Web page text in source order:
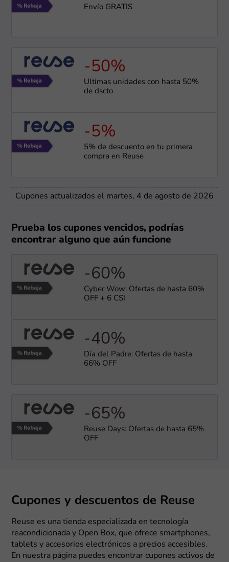
Envío GRATIS
-50%
Últimas unidades con hasta 50%
de dscto
-5%
5% de descuento en tu primera
compra en Reuse
Cupones actualizados el martes, 4 de agosto de 2026
Prueba los cupones vencidos, podrías
encontrar alguno que aún funcione
-60%
Cyber Wow: Ofertas de hasta 60%
OFF + 6 CSI
-40%
Día del Padre: Ofertas de hasta
66% OFF
-65%
Reuse Days: Ofertas de hasta 65%
OFF
Cupones y descuentos de Reuse
Reuse es una tienda especializada en tecnología
reacondicionada y Open Box, que ofrece smartphones,
tablets y accesorios electrónicos a precios accesibles.
En nuestra página puedes encontrar cupones activos de